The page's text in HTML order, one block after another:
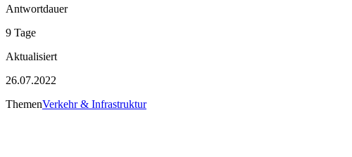
Antwortdauer
9 Tage
Aktualisiert
26.07.2022
ThemenVerkehr & Infrastruktur